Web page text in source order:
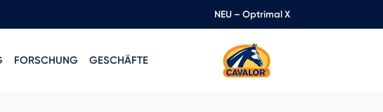
NEU – Optrimal X
FORSCHUNG GESCHÄFTE